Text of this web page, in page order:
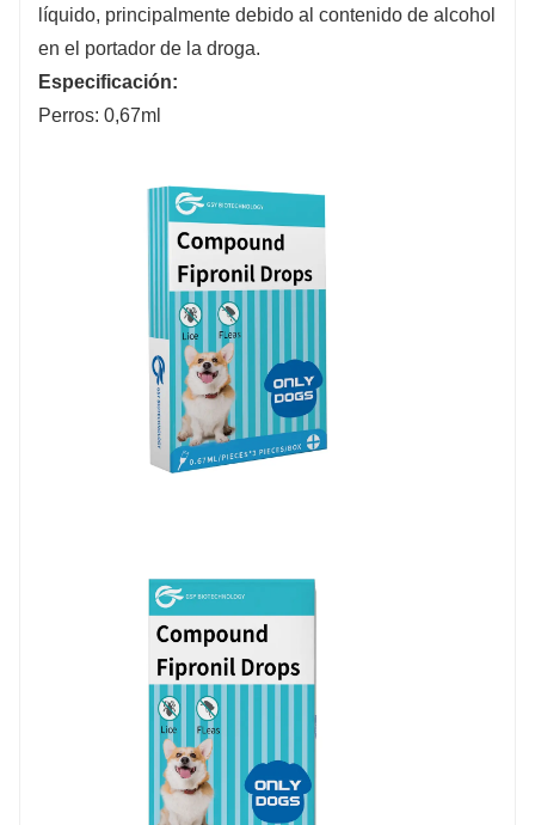
líquido, principalmente debido al contenido de alcohol
en el portador de la droga.
Especificación:
Perros: 0,67ml